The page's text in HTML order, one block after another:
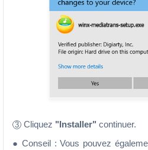
3 Cliquez "Installer" continuer.
● Conseil : Vous pouvez